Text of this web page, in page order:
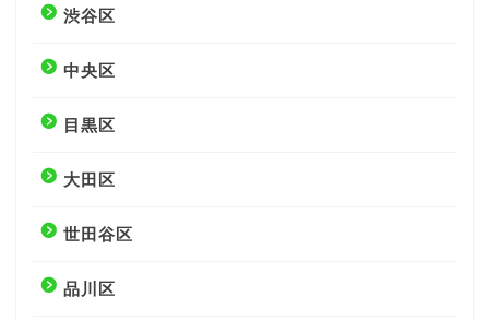
渋谷区
中央区
目黒区
大田区
世田谷区
品川区